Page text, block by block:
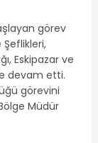
görev
Eskipazar ve
devam etti.
görevini
Müdür